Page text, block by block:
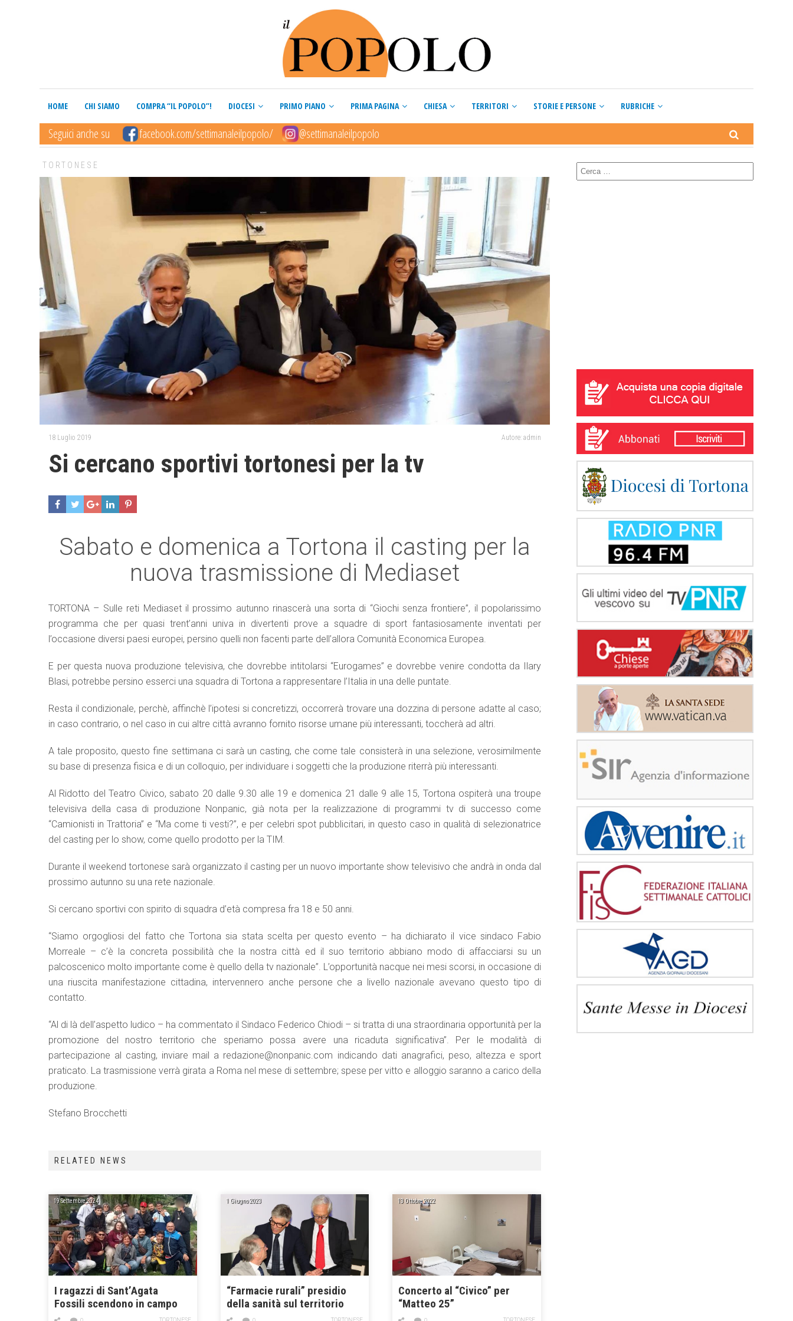
HOME CHI SIAMO COMPRA “IL POPOLO”! DIOCESI PRIMO PIANO PRIMA PAGINA CHIESA TERRITORI STORIE E PERSONE RUBRICHE
Seguici anche su facebook.com/settimanaleilpopolo/ @settimanaleilpopolo
TORTONESE
18 Luglio 2019 Autore: admin
Si cercano sportivi tortonesi per la tv
Sabato e domenica a Tortona il casting per la
nuova trasmissione di Mediaset
TORTONA – Sulle reti Mediaset il prossimo autunno rinascerà una sorta di “Giochi senza frontiere”, il popolarissimo
programma che per quasi trent’anni univa in divertenti prove a squadre di sport fantasiosamente inventati per
l’occasione diversi paesi europei, persino quelli non facenti parte dell’allora Comunità Economica Europea.
E per questa nuova produzione televisiva, che dovrebbe intitolarsi “Eurogames” e dovrebbe venire condotta da Ilary
Blasi, potrebbe persino esserci una squadra di Tortona a rappresentare l’Italia in una delle puntate.
Resta il condizionale, perchè, affinchè l’ipotesi si concretizzi, occorrerà trovare una dozzina di persone adatte al caso;
in caso contrario, o nel caso in cui altre città avranno fornito risorse umane più interessanti, toccherà ad altri.
A tale proposito, questo fine settimana ci sarà un casting, che come tale consisterà in una selezione, verosimilmente
su base di presenza fisica e di un colloquio, per individuare i soggetti che la produzione riterrà più interessanti.
Al Ridotto del Teatro Civico, sabato 20 dalle 9.30 alle 19 e domenica 21 dalle 9 alle 15, Tortona ospiterà una troupe
televisiva della casa di produzione Nonpanic, già nota per la realizzazione di programmi tv di successo come
“Camionisti in Trattoria” e “Ma come ti vesti?”, e per celebri spot pubblicitari, in questo caso in qualità di selezionatrice
del casting per lo show, come quello prodotto per la TIM.
Durante il weekend tortonese sarà organizzato il casting per un nuovo importante show televisivo che andrà in onda dal
prossimo autunno su una rete nazionale.
Si cercano sportivi con spirito di squadra d’età compresa fra 18 e 50 anni.
“Siamo orgogliosi del fatto che Tortona sia stata scelta per questo evento – ha dichiarato il vice sindaco Fabio
Morreale – c’è la concreta possibilità che la nostra città ed il suo territorio abbiano modo di affacciarsi su un
palcoscenico molto importante come è quello della tv nazionale”. L’opportunità nacque nei mesi scorsi, in occasione di
una riuscita manifestazione cittadina, intervennero anche persone che a livello nazionale avevano questo tipo di
contatto.
“Al di là dell’aspetto ludico – ha commentato il Sindaco Federico Chiodi – si tratta di una straordinaria opportunità per la
promozione del nostro territorio che speriamo possa avere una ricaduta significativa”. Per le modalità di
partecipazione al casting, inviare mail a redazione@nonpanic.com indicando dati anagrafici, peso, altezza e sport
praticato. La trasmissione verrà girata a Roma nel mese di settembre; spese per vitto e alloggio saranno a carico della
produzione.
Stefano Brocchetti
RELATED NEWS
19 Settembre 2024
I ragazzi di Sant’Agata
Fossili scendono in campo
per vincere
1 Giugno 2023
“Farmacie rurali” presidio
della sanità sul territorio
13 Ottobre 2022
Concerto al “Civico” per
“Matteo 25”